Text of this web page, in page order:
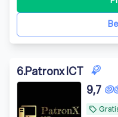
6.Patronx ICT
local_offer
9,7